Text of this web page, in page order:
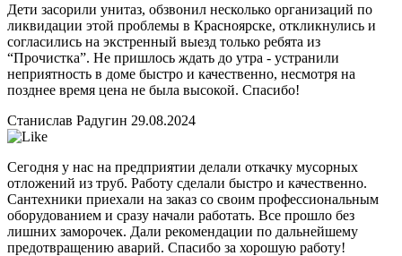
Дети засорили унитаз, обзвонил несколько организаций по
ликвидации этой проблемы в Красноярске, откликнулись и
согласились на экстренный выезд только ребята из
“Прочистка”. Не пришлось ждать до утра - устранили
неприятность в доме быстро и качественно, несмотря на
позднее время цена не была высокой. Спасибо!
Станислав Радугин 29.08.2024
Сегодня у нас на предприятии делали откачку мусорных
отложений из труб. Работу сделали быстро и качественно.
Сантехники приехали на заказ со своим профессиональным
оборудованием и сразу начали работать. Все прошло без
лишних заморочек. Дали рекомендации по дальнейшему
предотвращению аварий. Спасибо за хорошую работу!